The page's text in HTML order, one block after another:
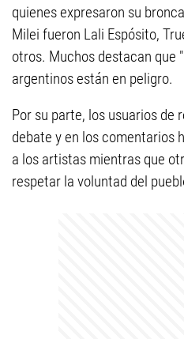
quienes expresaron su
Milei fueron Lali Espósito,
otros. Muchos destacan que
argentinos están en peligro.
Por su parte, los usuarios de
debate y en los comentarios
a los artistas mientras que
respetar la voluntad del